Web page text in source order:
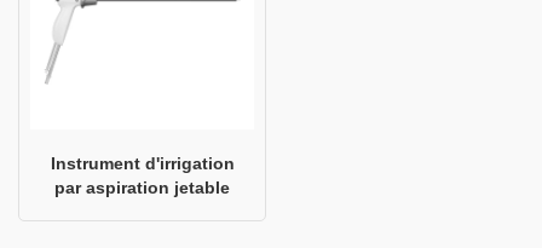
Instrument d'irrigation
par aspiration jetableㅤ